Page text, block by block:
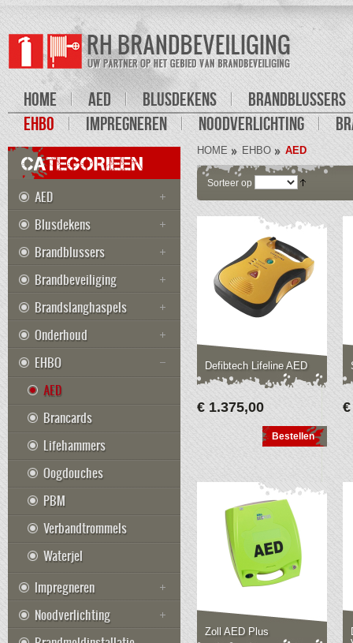
HOME AED BLUSDEKENS
BRANDBLUSSERS
EHBO
IMPREGNEREN NOODVERLICHTING
HOME EHBO AED
Sorteer op
Defibtech Lifeline AED
€ 1.375,00
Bestellen
Zoll AED Plus
CATEGORIEEN
AED
Blusdekens
Brandblussers
Brandbeveiliging
Brandslanghaspels
Onderhoud
EHBO
AED
Brancards
Lifehammers
Oogdouches
PBM
Verbandtrommels
Waterjel
Impregneren
Noodverlichting